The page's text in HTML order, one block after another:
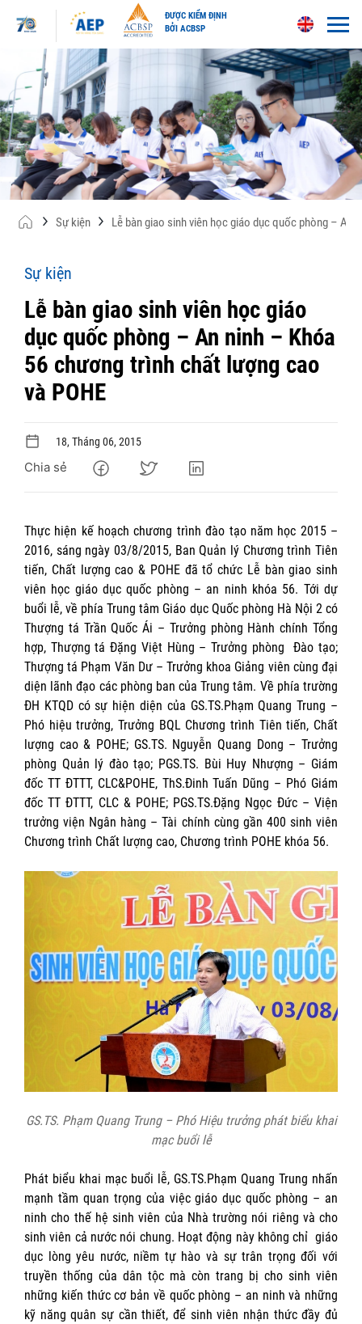
content
ĐƯỢC KIỂM ĐỊNH
BỞI ACBSP
Sự kiện Lễ bàn giao sinh viên học giáo dục quốc phòng – An
Sự kiện
Lễ bàn giao sinh viên học giáo
dục quốc phòng – An ninh – Khóa
56 chương trình chất lượng cao
và POHE
18, Tháng 06, 2015
Chia sẻ
Thực hiện kế hoạch chương trình đào tạo năm học 2015 –
2016, sáng ngày 03/8/2015, Ban Quản lý Chương trình Tiên
tiến, Chất lượng cao & POHE đã tổ chức Lễ bàn giao sinh
viên học giáo dục quốc phòng – an ninh khóa 56. Tới dự
buổi lễ, về phía Trung tâm Giáo dục Quốc phòng Hà Nội 2 có
Thượng tá Trần Quốc Ái – Trưởng phòng Hành chính Tổng
hợp, Thượng tá Đặng Việt Hùng – Trưởng phòng Đào tạo;
Thượng tá Phạm Văn Dư – Trưởng khoa Giảng viên cùng đại
diện lãnh đạo các phòng ban của Trung tâm. Về phía trường
ĐH KTQD có sự hiện diện của GS.TS.Phạm Quang Trung –
Phó hiệu trưởng, Trưởng BQL Chương trình Tiên tiến, Chất
lượng cao & POHE; GS.TS. Nguyễn Quang Dong – Trưởng
phòng Quản lý đào tạo; PGS.TS. Bùi Huy Nhượng – Giám
đốc TT ĐTTT, CLC&POHE, ThS.Đinh Tuấn Dũng – Phó Giám
đốc TT ĐTTT, CLC & POHE; PGS.TS.Đặng Ngọc Đức – Viện
trưởng viện Ngân hàng – Tài chính cùng gần 400 sinh viên
Chương trình Chất lượng cao, Chương trình POHE khóa 56.
GS.TS. Phạm Quang Trung – Phó Hiệu trưởng phát biểu khai
mạc buổi lễ
Phát biểu khai mạc buổi lễ, GS.TS.Phạm Quang Trung nhấn
mạnh tầm quan trọng của việc giáo dục quốc phòng – an
ninh cho thế hệ sinh viên của Nhà trường nói riêng và cho
sinh viên cả nước nói chung. Hoạt động này không chỉ giáo
dục lòng yêu nước, niềm tự hào và sự trân trọng đối với
truyền thống của dân tộc mà còn trang bị cho sinh viên
những kiến thức cơ bản về quốc phòng – an ninh và những
kỹ năng quân sự cần thiết, để sinh viên nhận thức đầy đủ